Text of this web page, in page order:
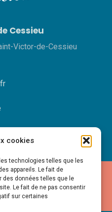
cookies
technologies telles que les
appareils. Le fait de
des données telles que le
Le fait de ne pas consentir
sur certaines
Cessieu
Victor-de-Cessieu